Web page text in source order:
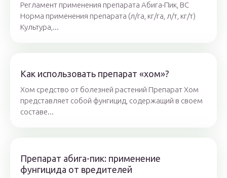
Регламент применения препарата Абига-Пик, ВС
Норма применения препарата (л/га, кг/га, л/т, кг/т)
Культура,...
Как использовать препарат «хом»?
Хом средство от болезней растений Препарат Хом
представляет собой фунгицид, содержащий в своем
составе...
Препарат абига-пик: применение
фунгицида от вредителей